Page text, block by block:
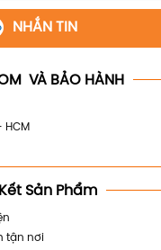
NHẮN TIN
VÀ BẢO HÀNH
HCM
Sản Phẩm
tận nơi